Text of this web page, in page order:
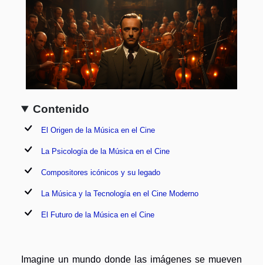
Contenido
El Origen de la Música en el Cine
La Psicología de la Música en el Cine
Compositores icónicos y su legado
La Música y la Tecnología en el Cine Moderno
El Futuro de la Música en el Cine
Imagine un mundo donde las imágenes se mueven